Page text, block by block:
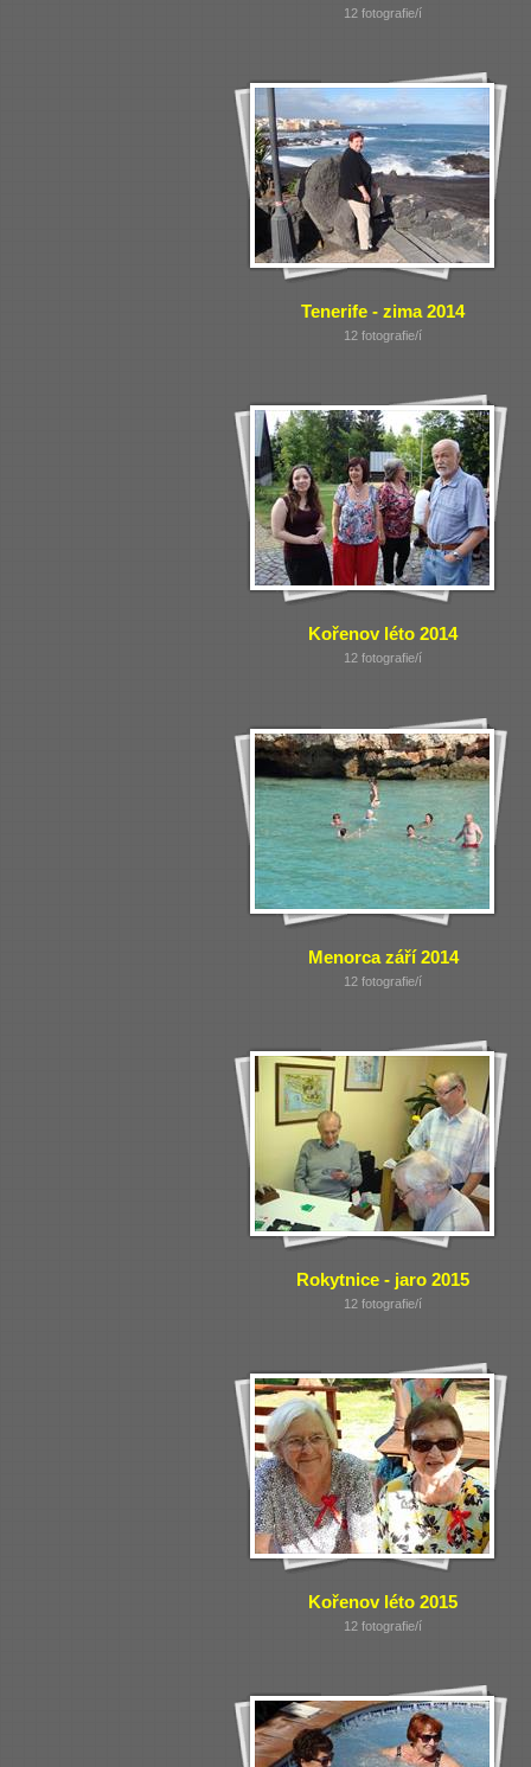
12 fotografie/í
Tenerife - zima 2014
12 fotografie/í
Kořenov léto 2014
12 fotografie/í
Menorca září 2014
12 fotografie/í
Rokytnice - jaro 2015
12 fotografie/í
Kořenov léto 2015
12 fotografie/í